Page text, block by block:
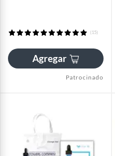
(15)
Agregar
Patrocinado